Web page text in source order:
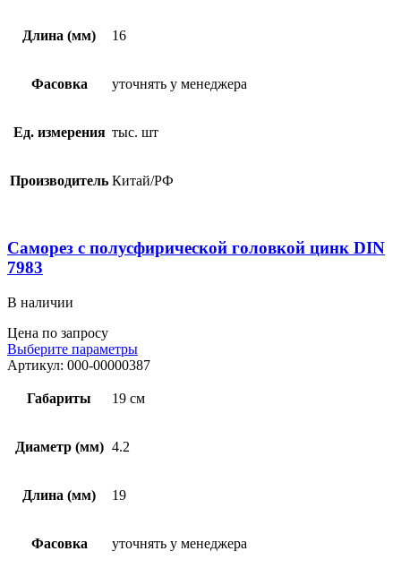
Длина (мм) 16
Фасовка уточнять у менеджера
Ед. измерения тыс. шт
Производитель Китай/РФ
Саморез с полусфирической головкой цинк DIN
7983
В наличии
Цена по запросу
Выберите параметры
Артикул: 000-00000387
Габариты 19 см
Диаметр (мм) 4.2
Длина (мм) 19
Фасовка уточнять у менеджера